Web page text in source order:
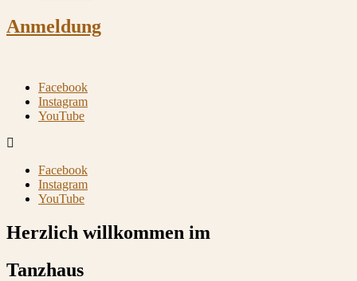
Anmeldung
Facebook
Instagram
YouTube
Facebook
Instagram
YouTube
Herzlich willkommen im
Tanzhaus